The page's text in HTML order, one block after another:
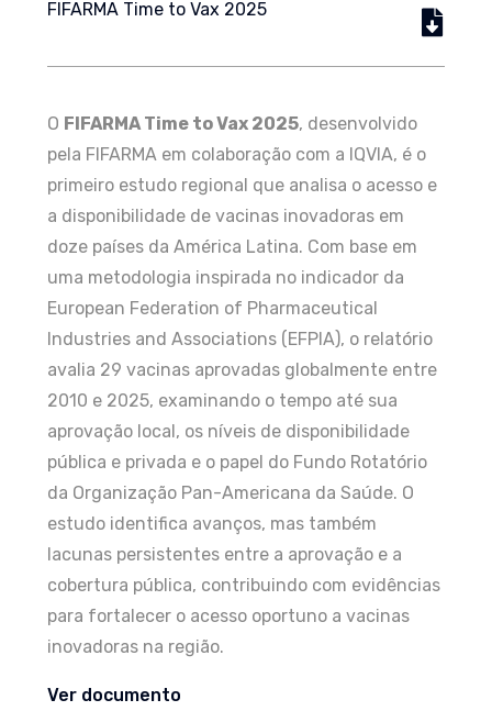
FIFARMA Time to Vax 2025
O FIFARMA Time to Vax 2025, desenvolvido
pela FIFARMA em colaboração com a IQVIA, é o
primeiro estudo regional que analisa o acesso e
a disponibilidade de vacinas inovadoras em
doze países da América Latina. Com base em
uma metodologia inspirada no indicador da
European Federation of Pharmaceutical
Industries and Associations (EFPIA), o relatório
avalia 29 vacinas aprovadas globalmente entre
2010 e 2025, examinando o tempo até sua
aprovação local, os níveis de disponibilidade
pública e privada e o papel do Fundo Rotatório
da Organização Pan-Americana da Saúde. O
estudo identifica avanços, mas também
lacunas persistentes entre a aprovação e a
cobertura pública, contribuindo com evidências
para fortalecer o acesso oportuno a vacinas
inovadoras na região.
Ver documento